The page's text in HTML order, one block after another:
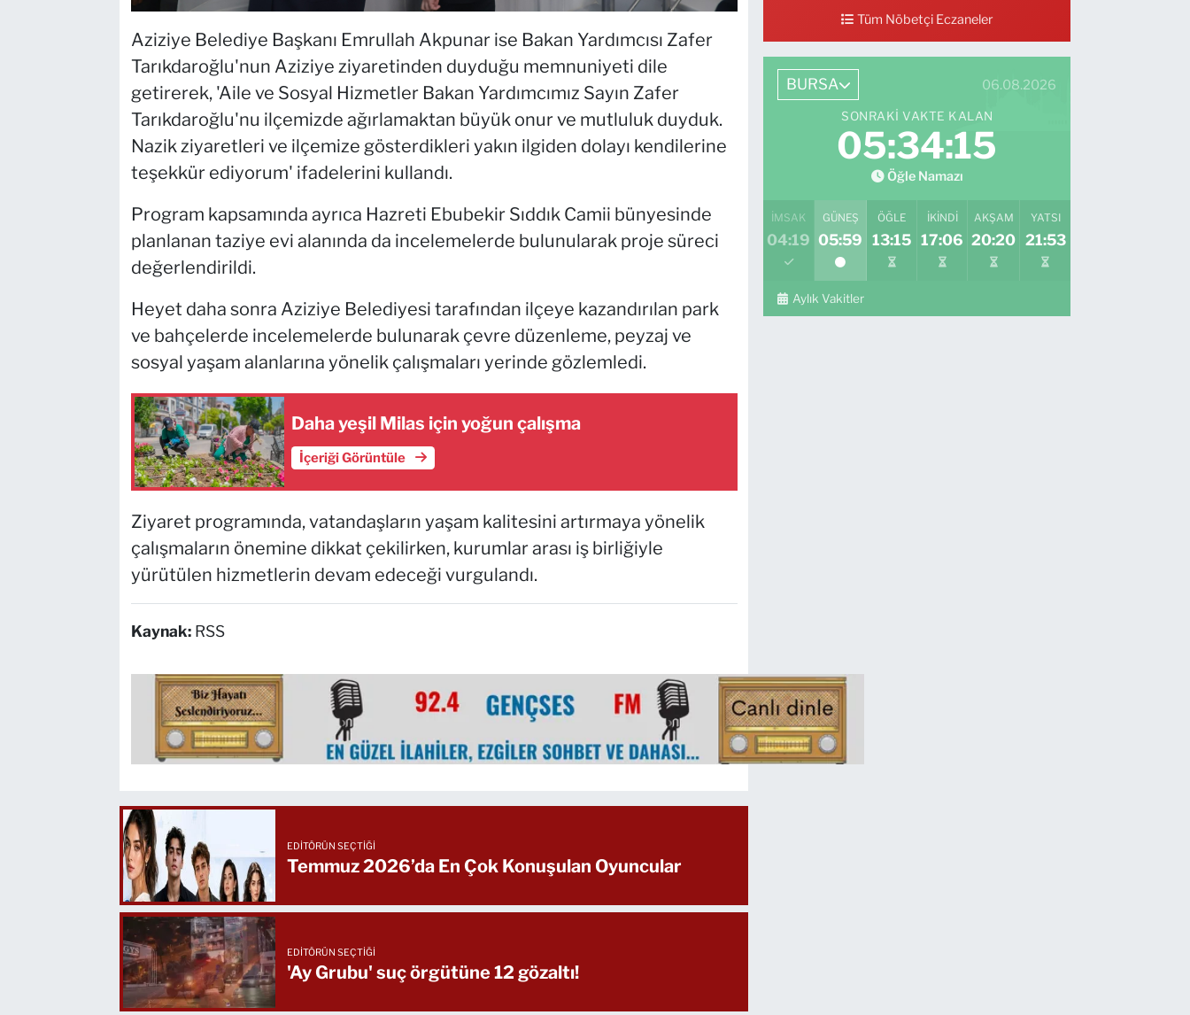
Aziziye Belediye Başkanı Emrullah Akpunar ise Bakan Yardımcısı Zafer
Tarıkdaroğlu'nun Aziziye ziyaretinden duyduğu memnuniyeti dile
getirerek, 'Aile ve Sosyal Hizmetler Bakan Yardımcımız Sayın Zafer
Tarıkdaroğlu'nu ilçemizde ağırlamaktan büyük onur ve mutluluk duyduk.
Nazik ziyaretleri ve ilçemize gösterdikleri yakın ilgiden dolayı kendilerine
teşekkür ediyorum' ifadelerini kullandı.
Program kapsamında ayrıca Hazreti Ebubekir Sıddık Camii bünyesinde
planlanan taziye evi alanında da incelemelerde bulunularak proje süreci
değerlendirildi.
Heyet daha sonra Aziziye Belediyesi tarafından ilçeye kazandırılan park
ve bahçelerde incelemelerde bulunarak çevre düzenleme, peyzaj ve
sosyal yaşam alanlarına yönelik çalışmaları yerinde gözlemledi.
Daha yeşil Milas için yoğun çalışma
İçeriği Görüntüle
Ziyaret programında, vatandaşların yaşam kalitesini artırmaya yönelik
çalışmaların önemine dikkat çekilirken, kurumlar arası iş birliğiyle
yürütülen hizmetlerin devam edeceği vurgulandı.
Kaynak: RSS
EDITÖRÜN SEÇTIĞI
Temmuz 2026’da En Çok Konuşulan Oyuncular
EDITÖRÜN SEÇTIĞI
'Ay Grubu' suç örgütüne 12 gözaltı!
Tüm Nöbetçi Eczaneler
BURSA 06.08.2026
SONRAKI VAKTE KALAN
05:34:14
Öğle Namazı
İMSAK
04:19
GÜNEŞ
05:59
ÖĞLE
13:15
İKINDI
17:06
AKŞAM
20:20
YATSI
21:53
Aylık Vakitler